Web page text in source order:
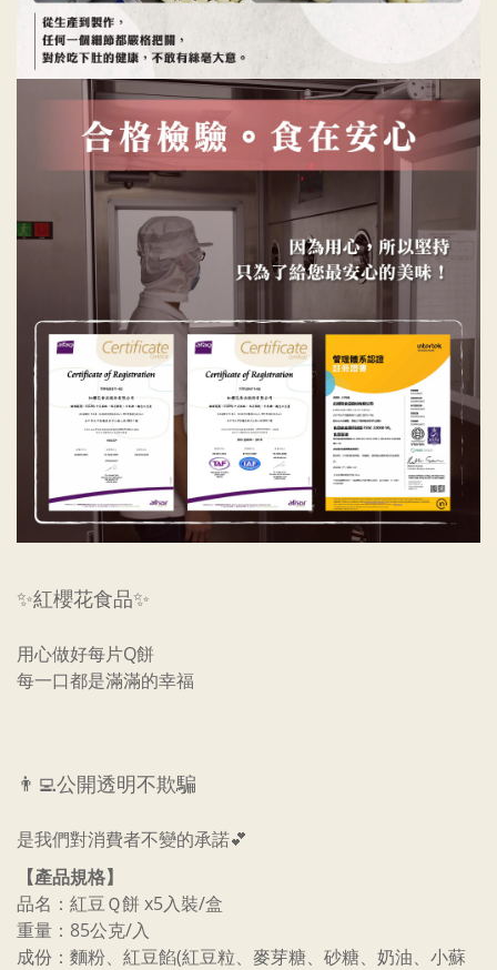
✨紅櫻花食品✨
用心做好每片Q餅
每一口都是滿滿的幸福
👨‍💻公開透明不欺騙
是我們對消費者不變的承諾💕
【產品規格】
品名：紅豆Ｑ餅 x5入裝/盒
重量：85公克/入
成份：麵粉、紅豆餡(紅豆粒、麥芽糖、砂糖、奶油、小蘇